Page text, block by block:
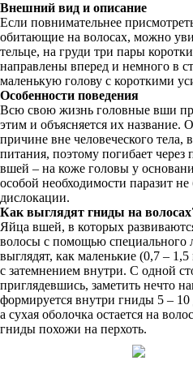
Внешний вид и описание
Если повнимательнее
обитающие на волосах, можно
тельце, на груди три пары
направлены вперед и немного в
маленькую голову с короткими
Особенности поведения
Всю свою жизнь головные вши
этим и объясняется их название.
причине вне человеческого тела,
питания, поэтому погибает
вшей – на коже головы у
особой необходимости паразит не
дислокации.
Как выглядят гниды на
Яйца вшей, в которых
волосы с помощью специального
выглядят, как маленькие (0,7 –
с затемнением внутри. С одной
приглядевшись, заметить нечто
формируется внутри гниды 5 – 10
а сухая оболочка остается на
гниды похожи на перхоть.